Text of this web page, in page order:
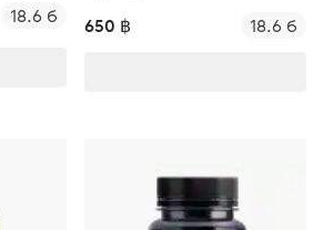
18.6 б 650 ฿ 18.6 б